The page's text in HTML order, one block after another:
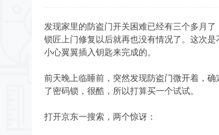
发现家里的防盗门开关困难已经有三个多月
锁匠上门修复以后就再也没有情况了。这次
小心翼翼插入钥匙来完成的。
前天晚上临睡前，突然发现防盗门微开着，
了密码锁，很酷，所以打算买一个试试。
打开京东一搜索，两个惊讶：